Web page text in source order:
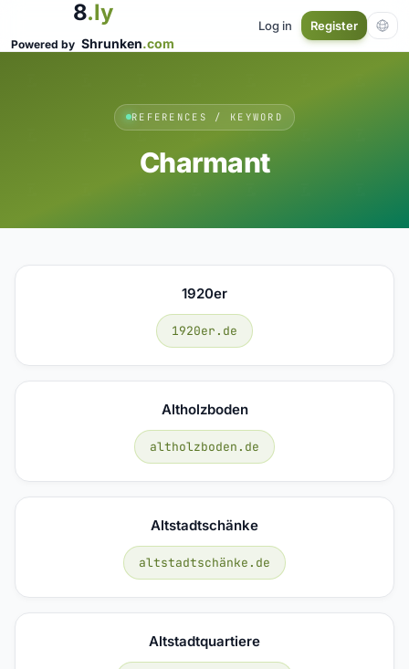
8.ly
Powered by Shrunken.com
Log in Register
REFERENCES / KEYWORD
Charmant
1920er
1920er.de
Altholzboden
altholzboden.de
Altstadtschänke
altstadtschänke.de
Altstadtquartiere